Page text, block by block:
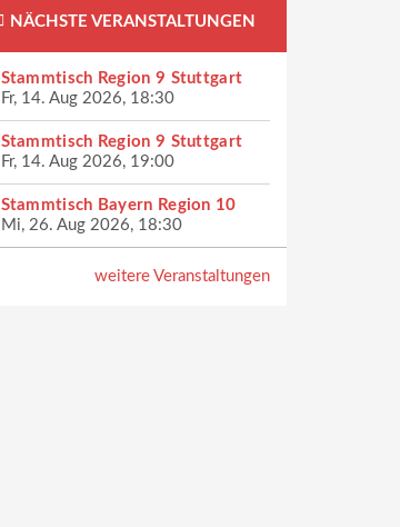
NÄCHSTE VERANSTALTUNGEN
Stammtisch Region 9 Stuttgart
Fr, 14. Aug 2026, 18:30
Stammtisch Region 9 Stuttgart
Fr, 14. Aug 2026, 19:00
Stammtisch Bayern Region 10
Mi, 26. Aug 2026, 18:30
weitere Veranstaltungen